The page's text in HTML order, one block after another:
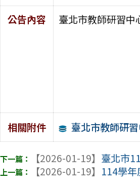
公告內容
臺北市教師研習
相關附件 臺北市教師研
【2026-01-19】 臺北市
【2026-01-19】 114學